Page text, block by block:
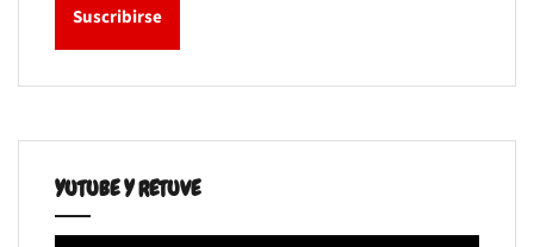
YUTUBE Y RETUVE